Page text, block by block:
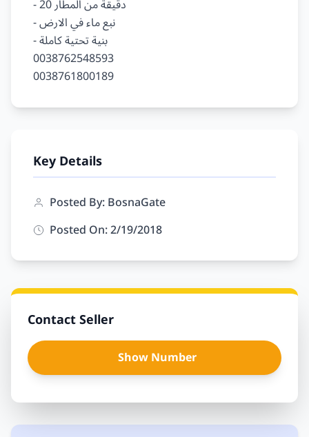
- 20 دقيقة من المطار
- نبع ماء في الارض
- بنية تحتية كاملة
0038762548593
Key Details
Posted By: BosnaGate
Posted On: 2/19/2018
Contact Seller
Show Number